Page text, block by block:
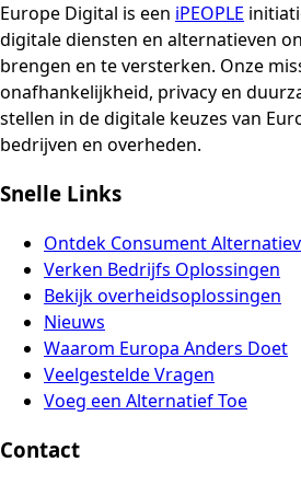
Europe Digital is een iPEOPLE
digitale diensten en alternatieven
brengen en te versterken. Onze
onafhankelijkheid, privacy en
stellen in de digitale keuzes van
bedrijven en overheden.
Snelle Links
Ontdek Consument
Verken Bedrijfs Oplossingen
Bekijk overheidsoplossingen
Nieuws
Waarom Europa Anders Doet
Veelgestelde Vragen
Voeg een Alternatief Toe
Contact